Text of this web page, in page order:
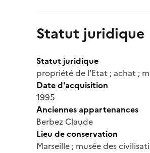
Statut juridique
Statut juridique
propriété de l'Etat ; achat ;
Date d'acquisition
1995
Anciennes appartenances
Berbez Claude
Lieu de conservation
Marseille ; musée des